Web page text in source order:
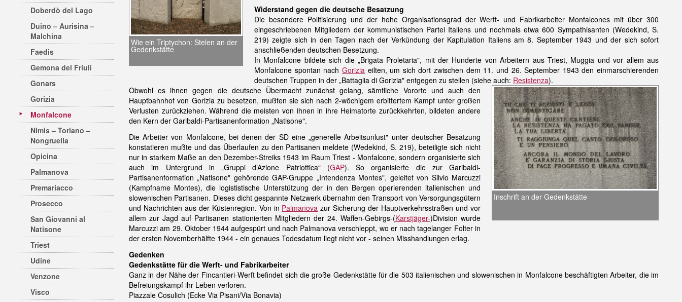
Doberdò del Lago
Duino – Aurisina –
Malchina
Faedis
Gemona del Friuli
Gonars
Gorizia
Monfalcone
Nimis – Torlano –
Nongruella
Opicina
Palmanova
Premariacco
Prosecco
San Giovanni al
Natisone
Triest
Udine
Venzone
Visco
Wie ein Triptychon: Stelen an der
Gedenkstätte
Widerstand gegen die deutsche Besatzung
Die besondere Politisierung und der hohe Organisationsgrad der Werft- und Fabrikarbeiter Monfalcones mit über 300
eingeschriebenen Mitgliedern der kommunistischen Partei Italiens und nochmals etwa 600 Sympathisanten (Wedekind, S.
219) zeigte sich in den Tagen nach der Verkündung der Kapitulation Italiens am 8. September 1943 und der sich sofort
anschließenden deutschen Besetzung.
In Monfalcone bildete sich die „Brigata Proletaria", mit der Hunderte von Arbeitern aus Triest, Muggia und vor allem aus
Monfalcone spontan nach Goriziaeilten, um sich dort zwischen dem 11. und 26. September 1943 den einmarschierenden
deutschen Truppen in der „Battaglia di Gorizia" entgegen zu stellen (siehe auch: Resistenza).
Inschrift an der Gedenkstätte
Obwohl es ihnen gegen die deutsche Übermacht zunächst gelang, sämtliche Vororte und auch den
Hauptbahnhof von Gorizia zu besetzen, mußten sie sich nach 2-wöchigem erbittertem Kampf unter großen
Verlusten zurückziehen. Während die meisten von ihnen in ihre Heimatorte zurückkehrten, bildeten andere
den Kern der Garibaldi-Partisanenformation „Natisone".
Die Arbeiter von Monfalcone, bei denen der SD eine „generelle Arbeitsunlust" unter deutscher Besatzung
konstatieren mußte und das Überlaufen zu den Partisanen meldete (Wedekind, S. 219), beteiligte sich nicht
nur in starkem Maße an den Dezember-Streiks 1943 im Raum Triest - Monfalcone, sondern organisierte sich
auch im Untergrund in „Gruppi d’Azione Patriottica“ (GAP). So organisierte die zur Garibaldi-
Partisanenformation „Natisone" gehörende GAP-Gruppe „Intendenza Montes", geleitet von Silvio Marcuzzi
(Kampfname Montes), die logististische Unterstützung der in den Bergen operierenden italienischen und
slowenischen Partisanen. Dieses dicht gespannte Netzwerk übernahm den Transport von Versorgungsgütern
und Nachrichten aus der Küstenregion. Von in Palmanova zur Sicherung der Hauptverkehrsstraßen und vor
allem zur Jagd auf Partisanen stationierten Mitgliedern der 24. Waffen-Gebirgs-(Karstjäger-)Division wurde
Marcuzzi am 29. Oktober 1944 aufgespürt und nach Palmanova verschleppt, wo er nach tagelanger Folter in
der ersten Novemberhälfte 1944 - ein genaues Todesdatum liegt nicht vor - seinen Misshandlungen erlag.
Gedenken
Gedenkstätte für die Werft- und Fabrikarbeiter
Ganz in der Nähe der Fincantieri-Werft befindet sich die große Gedenkstätte für die 503 italienischen und slowenischen in Monfalcone beschäftigten Arbeiter, die im
Befreiungskampf ihr Leben verloren.
Piazzale Cosulich (Ecke Via Pisani/Via Bonavia)